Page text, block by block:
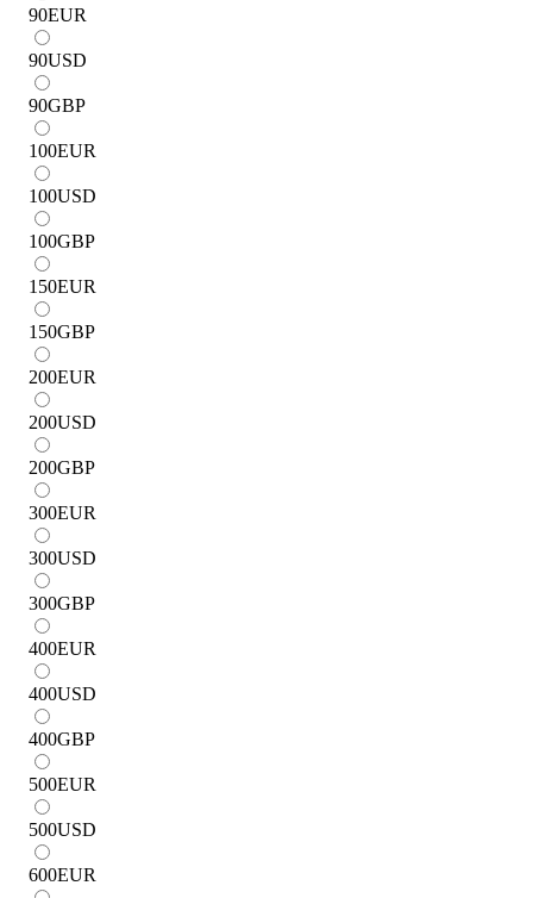
90EUR
90USD
90GBP
100EUR
100USD
100GBP
150EUR
150GBP
200EUR
200USD
200GBP
300EUR
300USD
300GBP
400EUR
400USD
400GBP
500EUR
500USD
600EUR